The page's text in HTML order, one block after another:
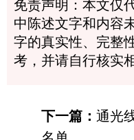
免责声明：本文仅
中陈述文字和内容
字的真实性、完整
考，并请自行核实
下一篇： 通光